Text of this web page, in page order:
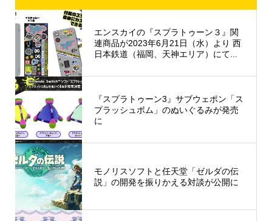
エンスカイの『スプラトゥーン３』関
連商品が2023年6月21日（水）より 西
日本鉄道（福岡、天神エリア）にて...
『スプラトゥーン3』サブウェポン「ス
プラッシュボム」のぬいぐるみが発売
に
モノリスソフトと任天堂「ゼルダの伝
説」の開発を振りかえる対談が公開に